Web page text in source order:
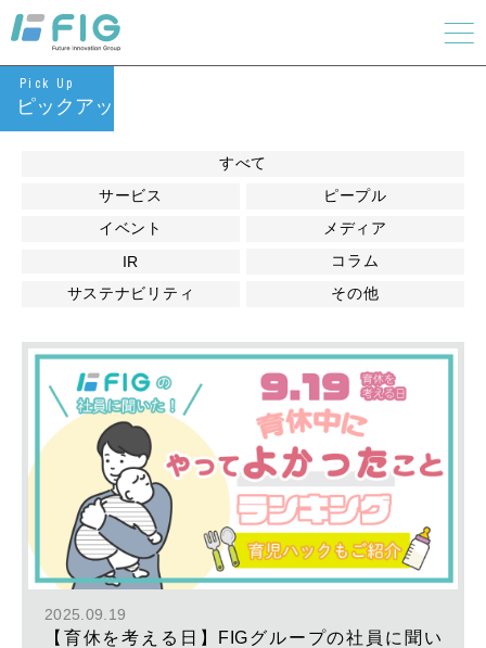
Pick Up
ピックアップ
すべて
サービス
ピープル
イベント
メディア
IR
コラム
サステナビリティ
その他
2025.09.19
【育休を考える日】FIGグループの社員に聞い